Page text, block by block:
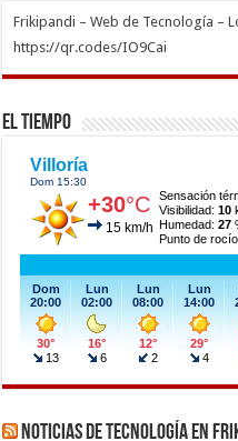
Frikipandi – Web de Tecnología –
https://qr.codes/IO9Cai
El Tiempo
Noticias de Tecnología en